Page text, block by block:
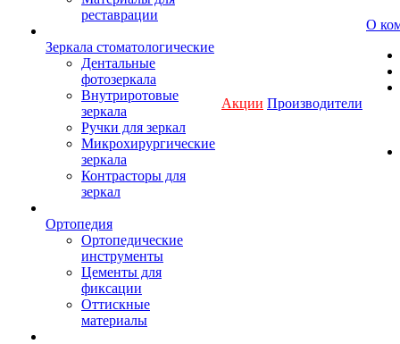
реставрации
Зеркала стоматологические
Дентальные
фотозеркала
Внутриротовые
зеркала
Ручки для зеркал
Микрохирургические
зеркала
Контрасторы для
зеркал
Ортопедия
Ортопедические
инструменты
Цементы для
фиксации
Оттискные
материалы
Акции Производители
О